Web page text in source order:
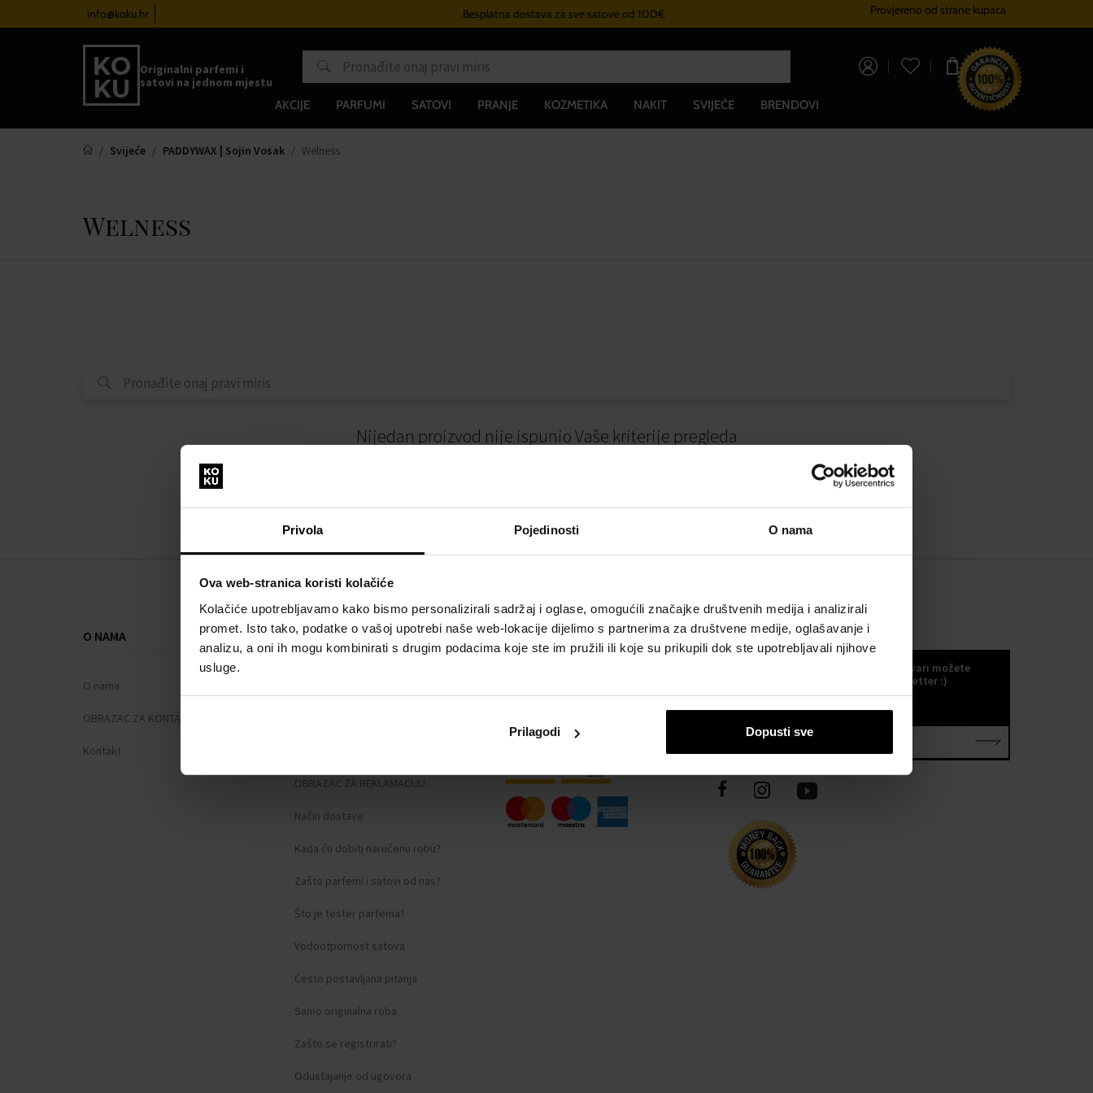
Privola Pojedinosti O nama
Ova web-stranica koristi kolačiće
Kolačiće upotrebljavamo kako bismo personalizirali sadržaj i oglase, omogućili značajke društvenih medija i analizirali
promet. Isto tako, podatke o vašoj upotrebi naše web-lokacije dijelimo s partnerima za društvene medije, oglašavanje i
analizu, a oni ih mogu kombinirati s drugim podacima koje ste im pružili ili koje su prikupili dok ste upotrebljavali njihove
usluge.
Prilagodi Dopusti sve
info@koku.hr Besplatna dostava za sve satove od 100€ Sustav vjernostiProvjereno od strane kupaca
Originalni parfemi i
satovi na jednom mjestu
0,00 €
AKCIJE PARFUMI SATOVI PRANJE KOZMETIKA NAKIT SVIJEĆE BRENDOVI
Svijeće PADDYWAX | Sojin Vosak Welness
Welness
Nijedan proizvod nije ispunio Vaše kriterije pregleda
O NAMA
O nama
OBRAZAC ZA KONTAKT
Kontakt
SVE O KUPNJI
OBRAZAC ZA REKLAMACIJU
Način dostave
Kada ću dobiti naručenu robu?
Zašto parfemi i satovi od nas?
Što je tester parfema?
Vodootpornost satova
Često postavljana pitanja
Samo originalna roba
Zašto se registrirati?
Odustajanje od ugovora
NAČINI PLAĆANJA KOKULETTER
Novosti, trendove i druge odlične stvari možete
primati ako se odlučite za naš kokuletter :)
E-mail*